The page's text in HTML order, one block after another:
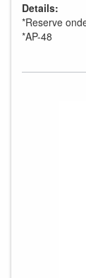
Details:
*Reserve
*AP-48